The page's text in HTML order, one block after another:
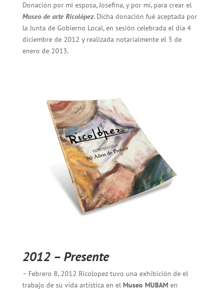
Donación por mi esposa, Josefina, y por mí, para crear el
Museo de arte Ricolópez. Dicha donación fué aceptada por
la Junta de Gobierno Local, en sesión celebrada el día 4
diciembre de 2012 y realizada notarialmente el 3 de
enero de 2013.
2012 – Presente
– Febrero 8, 2012 Ricolopez tuvo una exhibición de el
trabajo de su vida artística en el Museo MUBAMen